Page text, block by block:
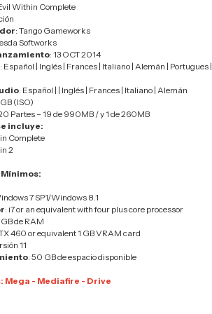
Within Complete
: Tango Gameworks
Softworks
: 13 OCT 2014
: Español | Inglés | Frances | Italiano | Alemán | Portugues |
: Español | | Inglés | Frances | Italiano | Alemán
(ISO)
Partes – 19 de 990MB / y 1 de 260MB
incluye:
Complete
2
7 SP1/Windows 8.1
: i7 or an equivalent with four plus core processor
GB de RAM
460 or equivalent 1 GB VRAM card
11
: 50 GB de espacio disponible
Mega - Mediafire - Drive